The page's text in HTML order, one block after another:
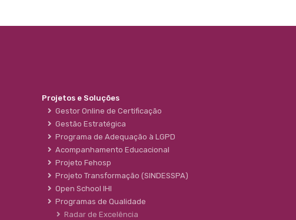
Projetos e Soluções
Gestor Online de Certificação
Gestão Estratégica
Programa de Adequação à LGPD
Acompanhamento Educacional
Projeto Fehosp
Projeto Transformação (SINDESSPA)
Open School IHI
Programas de Qualidade
Radar de Excelência